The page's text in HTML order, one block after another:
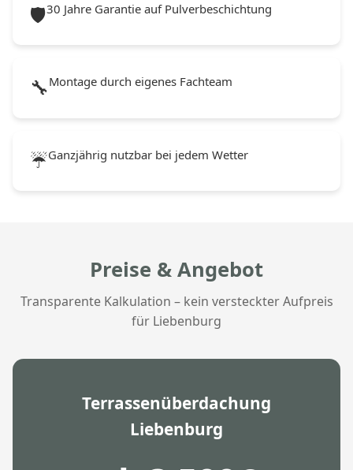
🛡️30 Jahre Garantie auf Pulverbeschichtung
🔧 Montage durch eigenes Fachteam
☔Ganzjährig nutzbar bei jedem Wetter
Preise & Angebot
Transparente Kalkulation – kein versteckter Aufpreis
für Liebenburg
Terrassenüberdachung
Liebenburg